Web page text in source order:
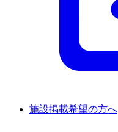
施設掲載希望の方へ